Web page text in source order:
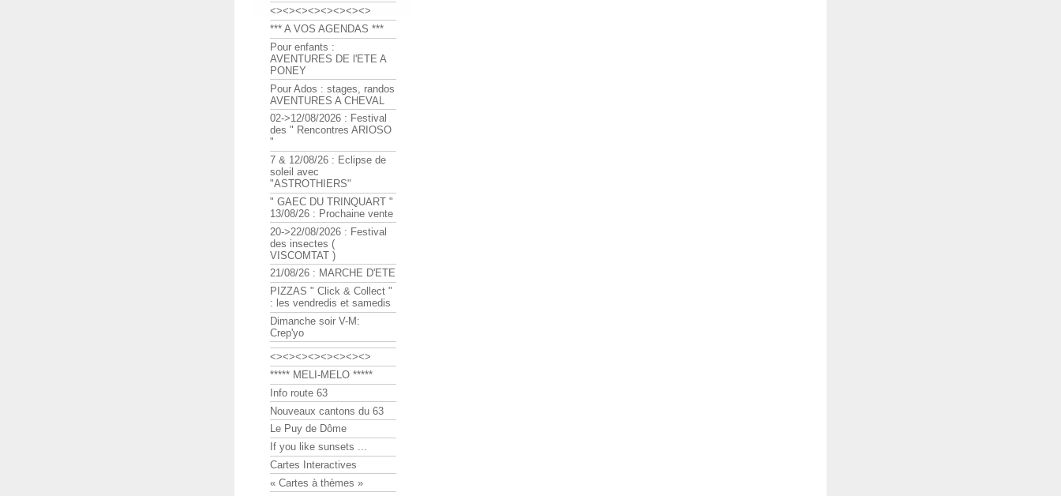
<><><><><><><><>
*** A VOS AGENDAS ***
Pour enfants :
AVENTURES DE l'ETE A
PONEY
Pour Ados : stages, randos
AVENTURES A CHEVAL
02->12/08/2026 : Festival
des " Rencontres ARIOSO
"
7 & 12/08/26 : Eclipse de
soleil avec
"ASTROTHIERS"
" GAEC DU TRINQUART "
13/08/26 : Prochaine vente
20->22/08/2026 : Festival
des insectes (
VISCOMTAT )
21/08/26 : MARCHE D'ETE
PIZZAS " Click & Collect "
: les vendredis et samedis
Dimanche soir V-M:
Crep'yo
<><><><><><><><>
***** MELI-MELO *****
Info route 63
Nouveaux cantons du 63
Le Puy de Dôme
If you like sunsets ...
Cartes Interactives
« Cartes à thèmes »